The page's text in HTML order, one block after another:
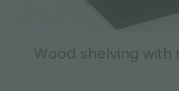
Wood shelving with